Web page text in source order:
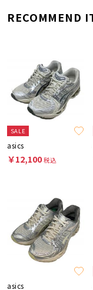
RECOMMEND
SALE
asics
￥12,100税込
asics